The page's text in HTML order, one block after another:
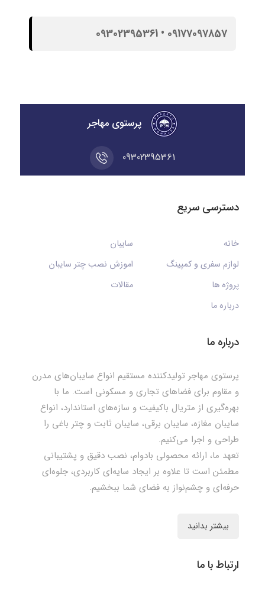
09177097857 • 09302395361
پرستوی مهاجر
09302395361
دسترسی سریع
خانه
سایبان
لوازم سفری و کمپینگ
اموزش نصب چتر سایبان
پروژه ها
مقالات
درباره ما
درباره ما
پرستوی مهاجر تولیدکننده مستقیم انواع سایبان‌های مدرن
و مقاوم برای فضاهای تجاری و مسکونی است. ما با
بهره‌گیری از متریال باکیفیت و سازه‌های استاندارد، انواع
سایبان مغازه، سایبان برقی، سایبان ثابت و چتر باغی را
طراحی و اجرا می‌کنیم.
تعهد ما، ارائه محصولی بادوام، نصب دقیق و پشتیبانی
مطمئن است تا علاوه بر ایجاد سایه‌ای کاربردی، جلوه‌ای
حرفه‌ای و چشم‌نواز به فضای شما ببخشیم.
بیشتر بدانید
ارتباط با ما